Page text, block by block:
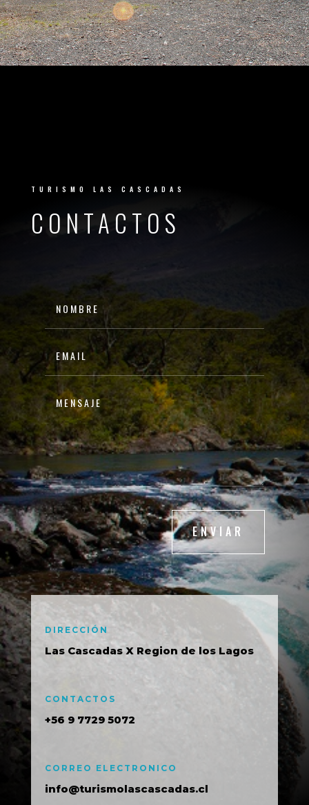
TURISMO LAS CASCADAS
CONTACTOS
ENVIAR
DIRECCIÓN
Las Cascadas X Region de los Lagos
CONTACTOS
+56 9 7729 5072
CORREO ELECTRONICO
info@turismolascascadas.cl